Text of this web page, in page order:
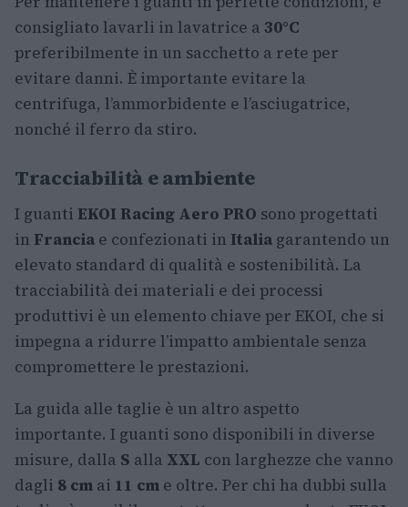
consigliato lavarli in lavatrice a 30°C
preferibilmente in un sacchetto a rete per
evitare danni. È importante evitare la
centrifuga, l’ammorbidente e l’asciugatrice,
nonché il ferro da stiro.
Tracciabilità e ambiente
I guanti EKOI Racing Aero PRO sono progettati
in Francia e confezionati in Italia garantendo un
elevato standard di qualità e sostenibilità. La
tracciabilità dei materiali e dei processi
produttivi è un elemento chiave per EKOI, che si
impegna a ridurre l’impatto ambientale senza
compromettere le prestazioni.
La guida alle taglie è un altro aspetto
importante. I guanti sono disponibili in diverse
misure, dalla S alla XXL con larghezze che vanno
dagli 8 cm ai 11 cm e oltre. Per chi ha dubbi sulla